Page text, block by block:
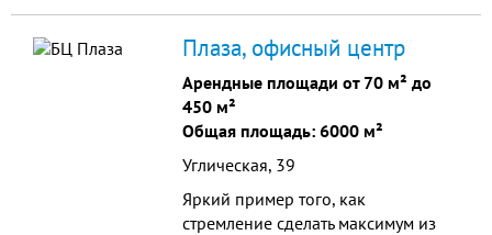
видеонаблюдение, круглосуточную
охрану.
Плаза, офисный центр
Арендные площади от 70 м² до
450 м²
Общая площадь: 6000 м²
Углическая, 39
Яркий пример того, как
стремление сделать максимум из